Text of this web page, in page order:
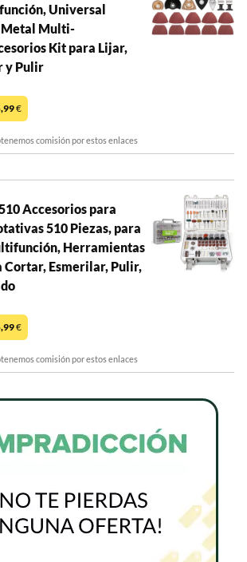
Universal
Metal Multi-
Kit para Lijar,
y Pulir
€
comisión por estos enlaces
Accesorios para
510 Piezas, para
Herramientas
Cortar, Esmerilar, Pulir,
€
comisión por estos enlaces